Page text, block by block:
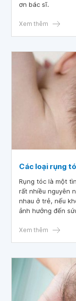
ơn bác sĩ.
Xem thêm
Các loại rụng
Rụng tóc là một
rất nhiều nguyên
nhau ở trẻ, nếu
ảnh hưởng đến
nhân và các loại
Xem thêm